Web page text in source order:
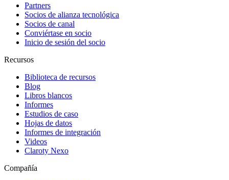
Partners
Socios de alianza tecnológica
Socios de canal
Conviértase en socio
Inicio de sesión del socio
Recursos
Biblioteca de recursos
Blog
Libros blancos
Informes
Estudios de caso
Hojas de datos
Informes de integración
Videos
Claroty Nexo
Compañía